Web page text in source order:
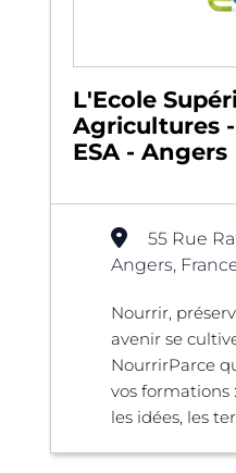
L'Ecole
Agricultures -
ESA - Angers
55 Rue
Angers,
Nourrir,
avenir se
NourrirParce
vos formations
les idées, les ter